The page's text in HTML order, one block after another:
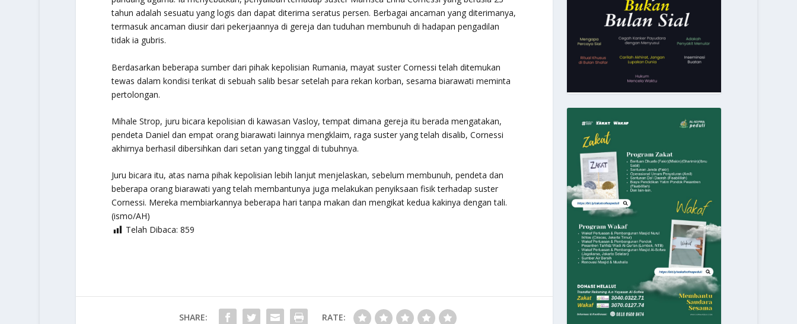
tahun adalah sesuatu yang logis dan dapat diterima seratus persen. Berbagai ancaman yang diterimanya,
termasuk ancaman diusir dari pekerjaannya di gereja dan tuduhan membunuh di hadapan pengadilan
tidak ia gubris.
Berdasarkan beberapa sumber dari pihak kepolisian Rumania, mayat suster Cornessi telah ditemukan
tewas dalam kondisi terikat di sebuah salib besar setelah para rekan korban, sesama biarawati meminta
pertolongan.
Mihale Strop, juru bicara kepolisian di kawasan Vasloy, tempat dimana gereja itu berada mengatakan,
pendeta Daniel dan empat orang biarawati lainnya mengklaim, raga suster yang telah disalib, Cornessi
akhirnya berhasil dibersihkan dari setan yang tinggal di tubuhnya.
Juru bicara itu, atas nama pihak kepolisian lebih lanjut menjelaskan, sebelum membunuh, pendeta dan
beberapa orang biarawati yang telah membantunya juga melakukan penyiksaan fisik terhadap suster
Cornessi. Mereka membiarkannya beberapa hari tanpa makan dan mengikat kedua kakinya dengan tali.
(ismo/AH)
Telah Dibaca: 859
SHARE: RATE: